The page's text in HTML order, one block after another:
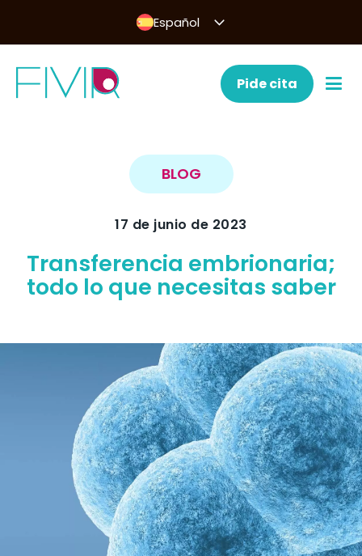
Español
Pide cita
BLOG
17 de junio de 2023
Transferencia embrionaria;
todo lo que necesitas saber